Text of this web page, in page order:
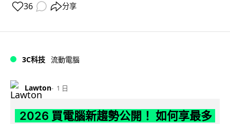
36 分享
3C科技 流動電腦
Lawton 1 日
2026 買電腦新趨勢公開！ 如何享最多